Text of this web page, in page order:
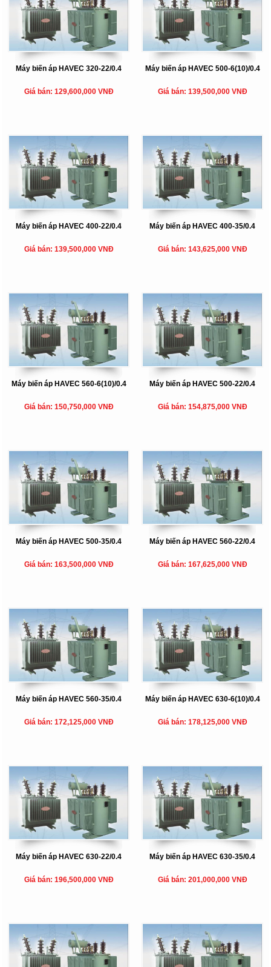
Máy biến áp HAVEC 320-22/0.4
Giá bán: 129,600,000 VNĐ
Máy biến áp HAVEC 500-6(10)/0.4
Giá bán: 139,500,000 VNĐ
Máy biến áp HAVEC 400-22/0.4
Giá bán: 139,500,000 VNĐ
Máy biến áp HAVEC 400-35/0.4
Giá bán: 143,625,000 VNĐ
Máy biến áp HAVEC 560-6(10)/0.4
Giá bán: 150,750,000 VNĐ
Máy biến áp HAVEC 500-22/0.4
Giá bán: 154,875,000 VNĐ
Máy biến áp HAVEC 500-35/0.4
Giá bán: 163,500,000 VNĐ
Máy biến áp HAVEC 560-22/0.4
Giá bán: 167,625,000 VNĐ
Máy biến áp HAVEC 560-35/0.4
Giá bán: 172,125,000 VNĐ
Máy biến áp HAVEC 630-6(10)/0.4
Giá bán: 178,125,000 VNĐ
Máy biến áp HAVEC 630-22/0.4
Giá bán: 196,500,000 VNĐ
Máy biến áp HAVEC 630-35/0.4
Giá bán: 201,000,000 VNĐ